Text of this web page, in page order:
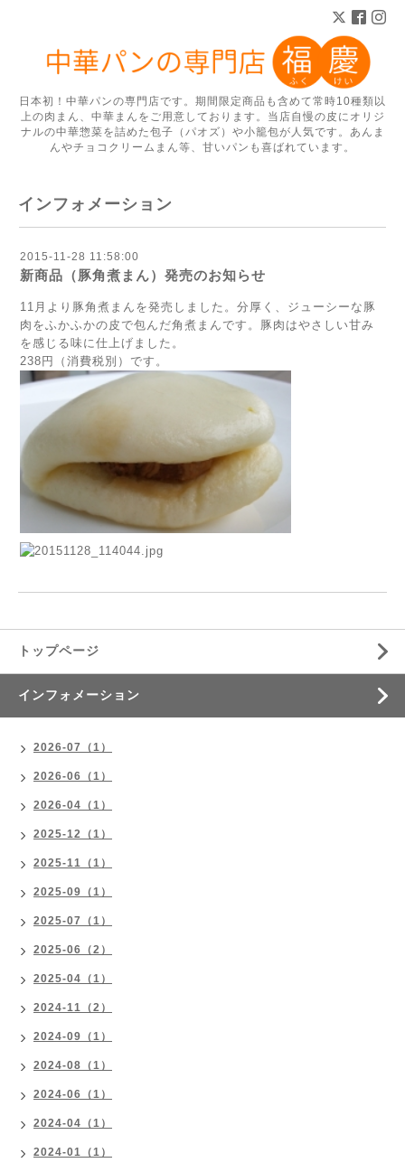
日本初！中華パンの専門店です。期間限定商品も含めて常時10種類以
上の肉まん、中華まんをご用意しております。当店自慢の皮にオリジ
ナルの中華惣菜を詰めた包子（パオズ）や小籠包が人気です。あんま
んやチョコクリームまん等、甘いパンも喜ばれています。
インフォメーション
2015-11-28 11:58:00
新商品（豚角煮まん）発売のお知らせ
11月より豚角煮まんを発売しました。分厚く、ジューシーな豚
肉をふかふかの皮で包んだ角煮まんです。豚肉はやさしい甘み
を感じる味に仕上げました。
238円（消費税別）です。
トップページ
インフォメーション
2026-07（1）
2026-06（1）
2026-04（1）
2025-12（1）
2025-11（1）
2025-09（1）
2025-07（1）
2025-06（2）
2025-04（1）
2024-11（2）
2024-09（1）
2024-08（1）
2024-06（1）
2024-04（1）
2024-01（1）